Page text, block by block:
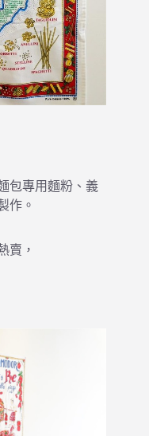
包專用麵粉、義
作。
賣，